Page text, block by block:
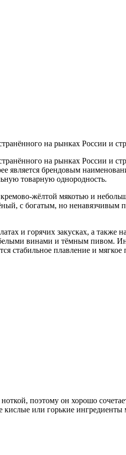
на рынках России и
на рынках России и
брендовым
товарную однородность.
жёлтой мякотью и
с богатым, но ненавязчивым
и горячих закусках, а
винами и тёмным пивом.
стабильное плавление и мягкое
поэтому он хорошо
или горькие ингредиенты